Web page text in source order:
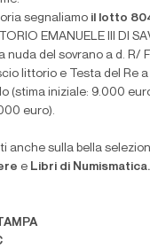
segnaliamo il lotto
EMANUELE III DI
nuda del sovrano a d. R/
littorio e Testa del Re a
(stima iniziale: 9.000
euro).
anche sulla bella
e Libri di Numismatica.